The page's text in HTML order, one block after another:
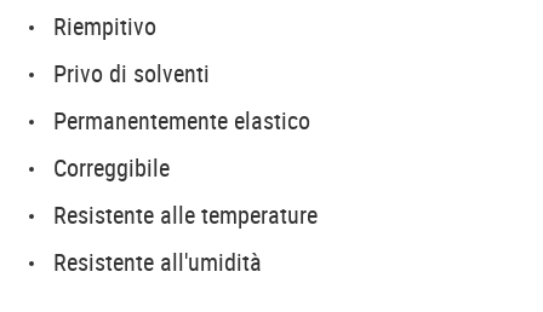
Riempitivo
Privo di solventi
Permanentemente elastico
Correggibile
Resistente alle temperature
Resistente all'umidità